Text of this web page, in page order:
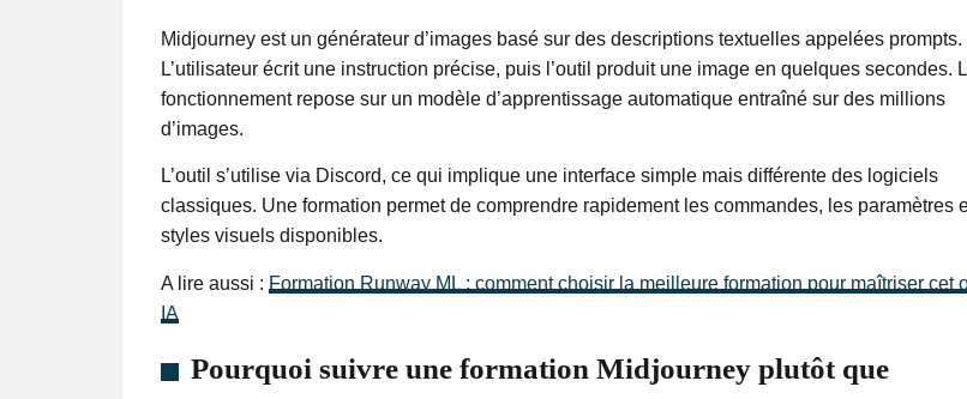
Midjourney est un générateur d’images basé sur des descriptions textuelles appelées prompts.
L’utilisateur écrit une instruction précise, puis l’outil produit une image en quelques secondes.
fonctionnement repose sur un modèle d’apprentissage automatique entraîné sur des millions
d’images.
L’outil s’utilise via Discord, ce qui implique une interface simple mais différente des logiciels
classiques. Une formation permet de comprendre rapidement les commandes, les paramètres
styles visuels disponibles.
A lire aussi : Formation Runway ML : comment choisir la meilleure formation pour maîtriser cet
IA
Pourquoi suivre une formation Midjourney plutôt que